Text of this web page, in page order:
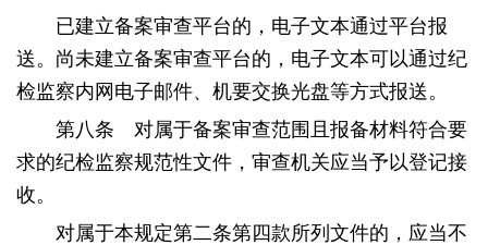
已建立备案审查平台的，电子文本通过平台报
送。尚未建立备案审查平台的，电子文本可以通过纪
检监察内网电子邮件、机要交换光盘等方式报送。
第八条 对属于备案审查范围且报备材料符合要
求的纪检监察规范性文件，审查机关应当予以登记接
收。
对属于本规定第二条第四款所列文件的，应当不